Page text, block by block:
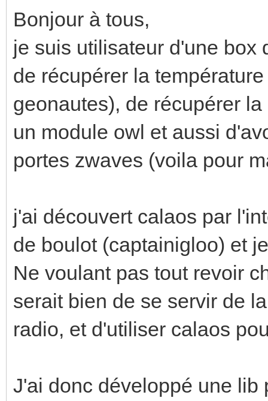
Bonjour à tous,
je suis utilisateur d'une box
de récupérer la
geonautes), de récupérer
un module owl et aussi
portes zwaves (voila pour
j'ai découvert calaos par
de boulot (captainigloo) et
Ne voulant pas tout revoir
serait bien de se servir de
radio, et d'utiliser calaos
J'ai donc développé une lib